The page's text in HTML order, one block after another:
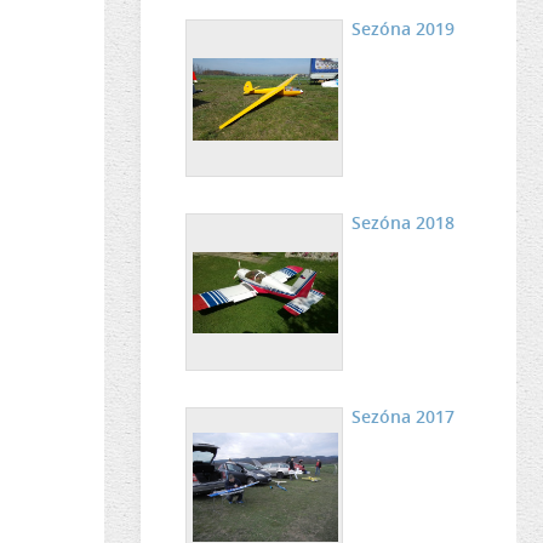
Sezóna 2019
Sezóna 2018
Sezóna 2017